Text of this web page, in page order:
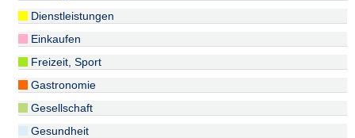
Dienstleistungen
Einkaufen
Freizeit, Sport
Gastronomie
Gesellschaft
Gesundheit